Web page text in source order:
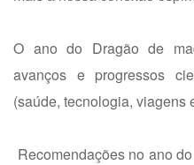
O ano do Dragão de
avanços e progressos
(saúde, tecnologia, viagens
Recomendações no ano